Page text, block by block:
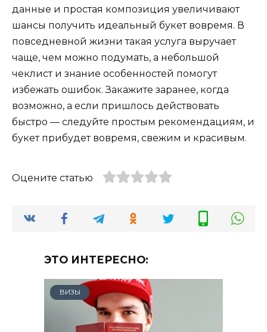
данные и простая композиция увеличивают
шансы получить идеальный букет вовремя. В
повседневной жизни такая услуга выручает
чаще, чем можно подумать, а небольшой
чеклист и знание особенностей помогут
избежать ошибок. Закажите заранее, когда
возможно, а если пришлось действовать
быстро — следуйте простым рекомендациям, и
букет прибудет вовремя, свежим и красивым.
Оцените статью
ЭТО ИНТЕРЕСНО:
ВИЗЫ